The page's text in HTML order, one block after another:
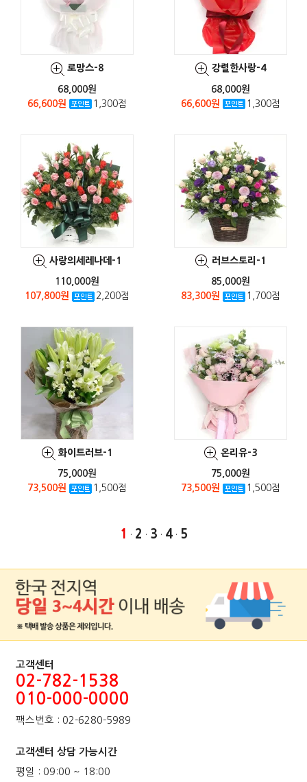
로망스-8
68,000원
66,600원
1,300점
강렬한사랑-4
68,000원
66,600원
1,300점
사랑의세레나데-1
110,000원
107,800원
2,200점
러브스토리-1
85,000원
83,300원
1,700점
화이트러브-1
75,000원
73,500원
1,500점
온리유-3
75,000원
73,500원
1,500점
1 · 2 · 3 · 4· 5
고객센터
02-782-1538
010-000-0000
팩스번호 : 02-6280-5989
고객센터 상담 가능시간
평일 : 09:00 ~ 18:00